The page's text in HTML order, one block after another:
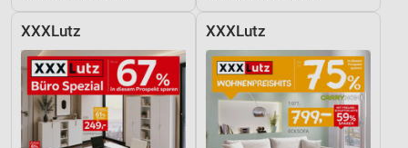
XXXLutz XXXLutz
personalisierter Werbung
Erstellung von Profilen zur Personalisierung
von Inhalten
Verwendung von Profilen zur Auswahl
personalisierter Inhalte